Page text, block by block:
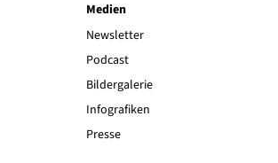
Medien
Newsletter
Podcast
Bildergalerie
Infografiken
Presse